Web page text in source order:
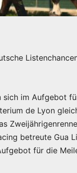
sich im Aufgebot
de Lyon
betreute Gua
für die